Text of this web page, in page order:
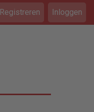
Registreren Inloggen